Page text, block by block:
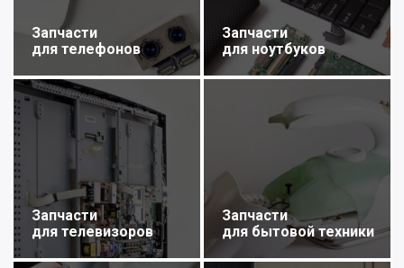
Запчасти
для телефонов
Запчасти
для ноутбуков
Запчасти
для телевизоров
Запчасти
для бытовой техники